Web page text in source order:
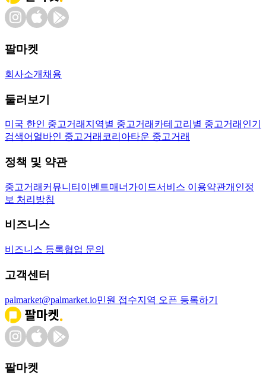
팔마켓
회사소개 채용
둘러보기
미국 한인 중고거래 지역별 중고거래 카테고리별 중고거래 인기
검색어 얼바인 중고거래 코리아타운 중고거래
정책 및 약관
중고거래 커뮤니티 이벤트매너가이드서비스 이용약관개인정
보 처리방침
비즈니스
비즈니스 등록협업 문의
고객센터
palmarket@palmarket.io민원 접수지역 오픈 등록하기
팔마켓